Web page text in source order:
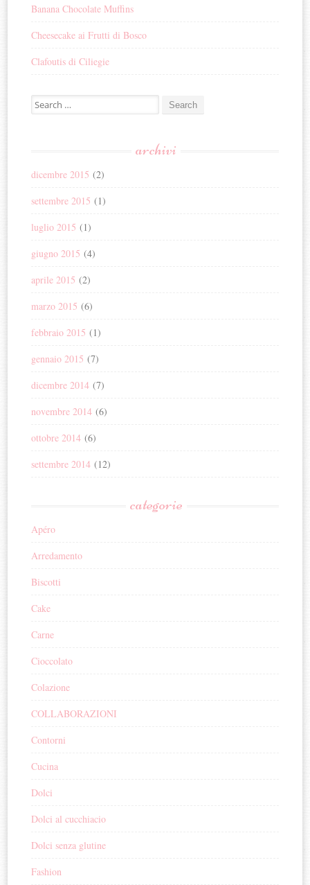
Banana Chocolate Muffins
Cheesecake ai Frutti di Bosco
Clafoutis di Ciliegie
Search for:
archivi
dicembre 2015 (2)
settembre 2015 (1)
luglio 2015 (1)
giugno 2015 (4)
aprile 2015 (2)
marzo 2015 (6)
febbraio 2015 (1)
gennaio 2015 (7)
dicembre 2014 (7)
novembre 2014 (6)
ottobre 2014 (6)
settembre 2014 (12)
categorie
Apéro
Arredamento
Biscotti
Cake
Carne
Cioccolato
Colazione
COLLABORAZIONI
Contorni
Cucina
Dolci
Dolci al cucchiacio
Dolci senza glutine
Fashion